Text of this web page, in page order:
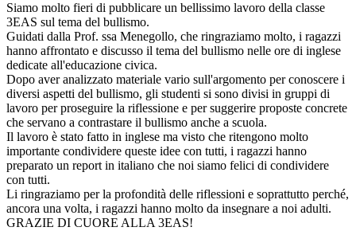
Siamo molto fieri di pubblicare un bellissimo lavoro della classe
3EAS sul tema del bullismo.
Guidati dalla Prof. ssa Menegollo, che ringraziamo molto, i ragazzi
hanno affrontato e discusso il tema del bullismo nelle ore di inglese
dedicate all'educazione civica.
Dopo aver analizzato materiale vario sull'argomento per conoscere i
diversi aspetti del bullismo, gli studenti si sono divisi in gruppi di
lavoro per proseguire la riflessione e per suggerire proposte concrete
che servano a contrastare il bullismo anche a scuola.
Il lavoro è stato fatto in inglese ma visto che ritengono molto
importante condividere queste idee con tutti, i ragazzi hanno
preparato un report in italiano che noi siamo felici di condividere
con tutti.
Li ringraziamo per la profondità delle riflessioni e soprattutto perché,
ancora una volta, i ragazzi hanno molto da insegnare a noi adulti.
GRAZIE DI CUORE ALLA 3EAS!